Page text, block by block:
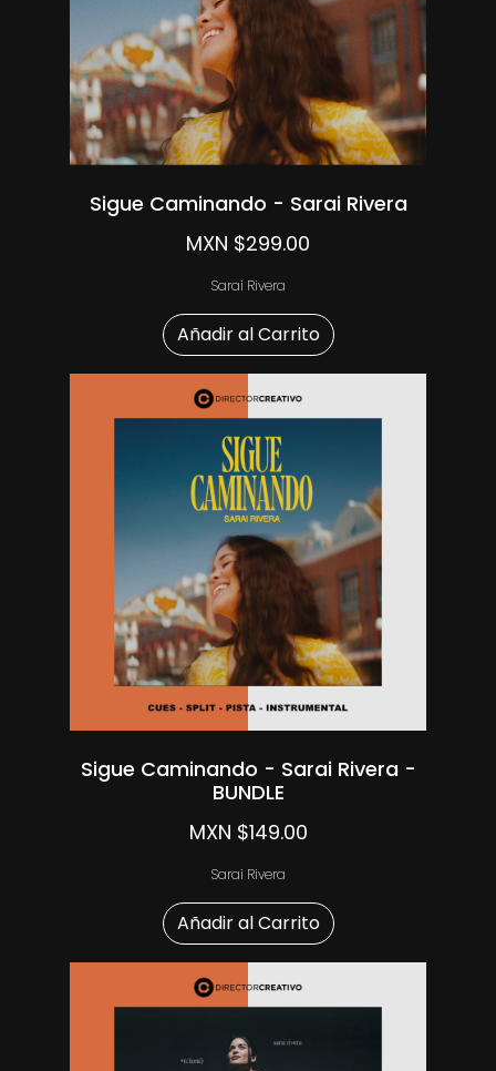
Sigue Caminando - Sarai Rivera
MXN $299.00
Sarai Rivera
Añadir al Carrito
Sigue Caminando - Sarai Rivera -
BUNDLE
MXN $149.00
Sarai Rivera
Añadir al Carrito